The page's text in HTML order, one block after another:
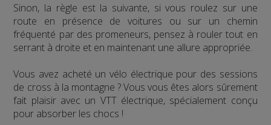
Sinon, la règle est la suivante, si vous roulez sur une
route en présence de voitures ou sur un chemin
fréquenté par des promeneurs, pensez à rouler tout en
serrant à droite et en maintenant une allure appropriée.
Vous avez acheté un vélo électrique pour des sessions
de cross à la montagne ? Vous vous êtes alors sûrement
fait plaisir avec un VTT électrique, spécialement conçu
pour absorber les chocs !